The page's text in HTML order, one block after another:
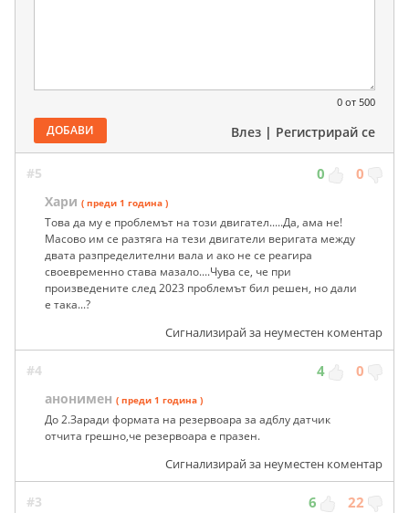
0 от 500
ДОБАВИ Влез | Регистрирай се
#5 0 0
Хари ( преди 1 година )
Това да му е проблемът на този двигател.....Да, ама не!
Масово им се разтяга на тези двигатели веригата между
двата разпределителни вала и ако не се реагира
своевременно става мазало....Чува се, че при
произведените след 2023 проблемът бил решен, но дали
е така...?
Сигнализирай за неуместен коментар
#4 4 0
анонимен ( преди 1 година )
До 2.Заради формата на резервоара за адблу датчик
отчита грешно,че резервоара е празен.
Сигнализирай за неуместен коментар
#3 6 22